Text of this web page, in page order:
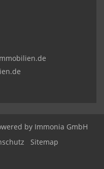
by Immonia GmbH
Sitemap